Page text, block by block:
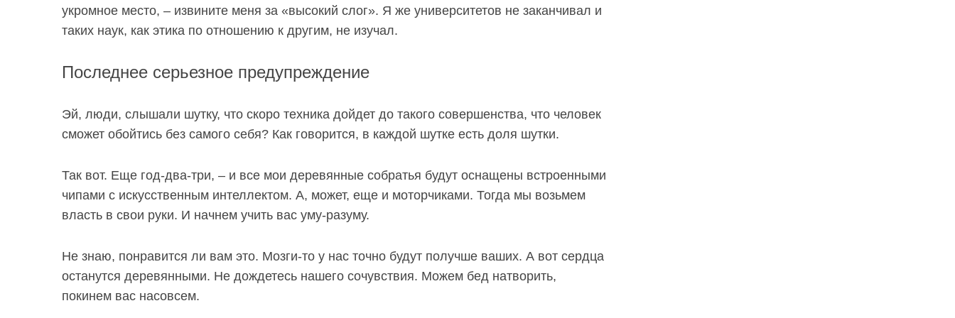
укромное место, – извините меня за «высокий слог». Я же университетов не заканчивал и
таких наук, как этика по отношению к другим, не изучал.
Последнее серьезное предупреждение
Эй, люди, слышали шутку, что скоро техника дойдет до такого совершенства, что человек
сможет обойтись без самого себя? Как говорится, в каждой шутке есть доля шутки.
Так вот. Еще год-два-три, – и все мои деревянные собратья будут оснащены встроенными
чипами с искусственным интеллектом. А, может, еще и моторчиками. Тогда мы возьмем
власть в свои руки. И начнем учить вас уму-разуму.
Не знаю, понравится ли вам это. Мозги-то у нас точно будут получше ваших. А вот сердца
останутся деревянными. Не дождетесь нашего сочувствия. Можем бед натворить,
покинем вас насовсем.